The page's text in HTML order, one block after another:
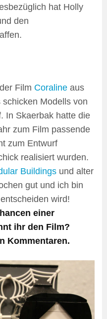
hat Holly
den
Film Coraline aus
Modells von
In Skaerbak hatte die
zum Film passende
zum Entwurf
realisiert wurden.
Buildings und alter
gut und ich bin
wird!
einer
ihr den Film?
Kommentaren.